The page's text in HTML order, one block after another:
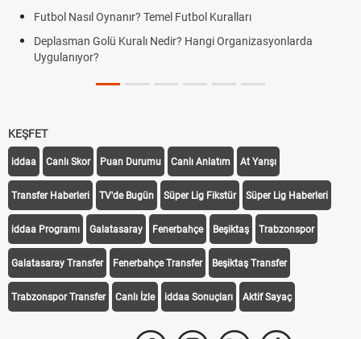
Futbol Nasıl Oynanır? Temel Futbol Kuralları
Deplasman Golü Kuralı Nedir? Hangi Organizasyonlarda
Uygulanıyor?
KEŞFET
iddaa Canlı Skor Puan Durumu Canlı Anlatım At Yarışı
Transfer Haberleri TV'de Bugün Süper Lig Fikstür Süper Lig Haberleri
iddaa Programı Galatasaray Fenerbahçe Beşiktaş Trabzonspor
Galatasaray Transfer Fenerbahçe Transfer Beşiktaş Transfer
Trabzonspor Transfer Canlı İzle iddaa Sonuçları Aktif Sayaç